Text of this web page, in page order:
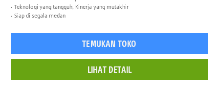
Teknologi yang tangguh, Kinerja yang mutakhir
Siap di segala medan
TEMUKAN TOKO
LIHAT DETAIL